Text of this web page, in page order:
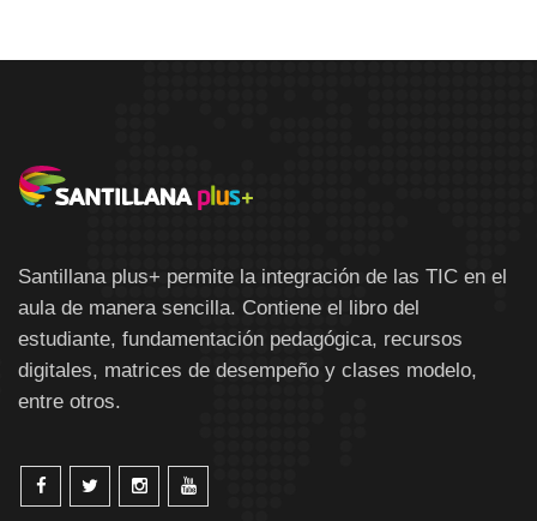
Santillana plus+ permite la integración de las TIC en el
aula de manera sencilla. Contiene el libro del
estudiante, fundamentación pedagógica, recursos
digitales, matrices de desempeño y clases modelo,
entre otros.